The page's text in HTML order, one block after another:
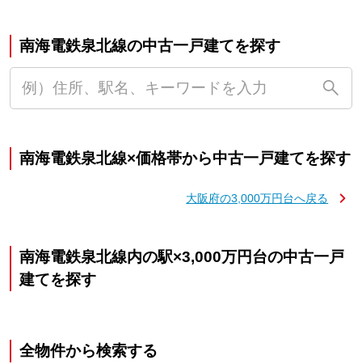
南海電鉄泉北線の中古一戸建てを探す
南海電鉄泉北線×価格帯から中古一戸建てを探す
大阪府の3,000万円台へ戻る
南海電鉄泉北線内の駅×3,000万円台の中古一戸
建てを探す
全物件から検索する